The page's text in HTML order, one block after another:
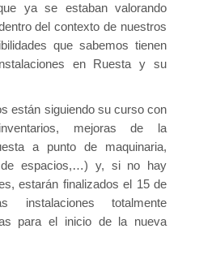
163 – Soluciones a
psicològica davant quarantenes
ya se estaban valorando
del contexto de nuestros
que sabemos tienen
en Ruesta y su
están siguiendo su curso con
mejoras de la
a punto de maquinaria,
de espacios,…) y, si no hay
estarán finalizados el 15 de
instalaciones totalmente
para el inicio de la nueva